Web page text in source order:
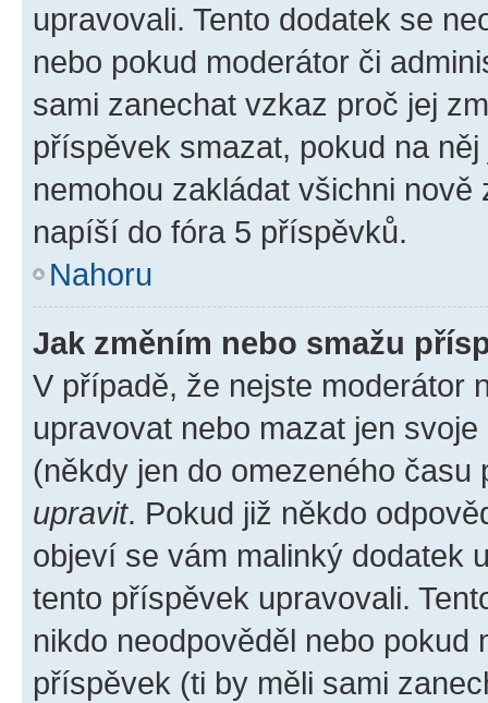
upravovali. Tento dodatek se
nebo pokud moderátor či
sami zanechat vzkaz proč jej
příspěvek smazat, pokud na
nemohou zakládat všichni
napíší do fóra 5 příspěvků.
Nahoru
Jak změním nebo smažu
V případě, že nejste moderátor
upravovat nebo mazat jen
(někdy jen do omezeného
upravit. Pokud již někdo
objeví se vám malinký dodatek
tento příspěvek upravovali.
nikdo neodpověděl nebo pokud
příspěvek (ti by měli sami